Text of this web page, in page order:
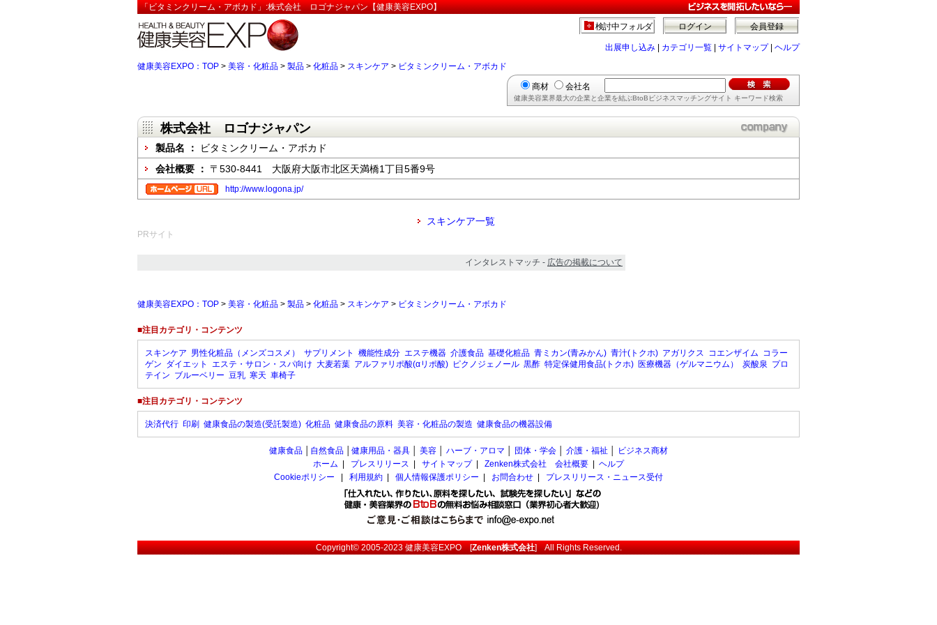
「ビタミンクリーム・アボカド」:株式会社 ロゴナジャパン【健康美容EXPO】
会員登録
ログイン
検討中フォルダ
出展申し込み カテゴリ一覧 サイトマップ| ヘルプ
健康美容EXPO：TOP > 美容・化粧品 > 製品 > 化粧品 > スキンケア > ビタミンクリーム・アボカド
商材 会社名
健康美容業界最大の企業と企業を結ぶBtoBビジネスマッチングサイト キーワード検索
株式会社 ロゴナジャパン
製品名 ：
ビタミンクリーム・アボカド
会社概要 ： 〒530-8441 大阪府大阪市北区天満橋1丁目5番9号
http://www.logona.jp/
スキンケア一覧
PRサイト
インタレストマッチ - 広告の掲載について
健康美容EXPO：TOP > 美容・化粧品 > 製品 > 化粧品 > スキンケア > ビタミンクリーム・アボカド
■注目カテゴリ・コンテンツ
スキンケア 男性化粧品（メンズコスメ） サプリメント 機能性成分 エステ機器 介護食品 基礎化粧品 青ミカン(青みかん) 青汁(トクホ) アガリクス コエンザイム コラー
ゲン ダイエット エステ・サロン・スパ向け 大麦若葉 アルファリポ酸(αリポ酸) ピクノジェノール 黒酢 特定保健用食品(トクホ) 医療機器（ゲルマニウム） 炭酸泉 プロ
テイン ブルーベリー 豆乳 寒天 車椅子
■注目カテゴリ・コンテンツ
決済代行 印刷 健康食品の製造(受託製造) 化粧品 健康食品の原料 美容・化粧品の製造 健康食品の機器設備
健康食品 自然食品 健康用品・器具 美容 ハーブ・アロマ 団体・学会 介護・福祉
ビジネス商材
ホーム
プレスリリース サイトマップ| Zenken株式会社 会社概要
ヘルプ
Cookieポリシー
利用規約 個人情報保護ポリシー お問合わせ プレスリリース・ニュース受付
Copyright© 2005-2023健康美容EXPO[Zenken株式会社] All Rights Reserved.